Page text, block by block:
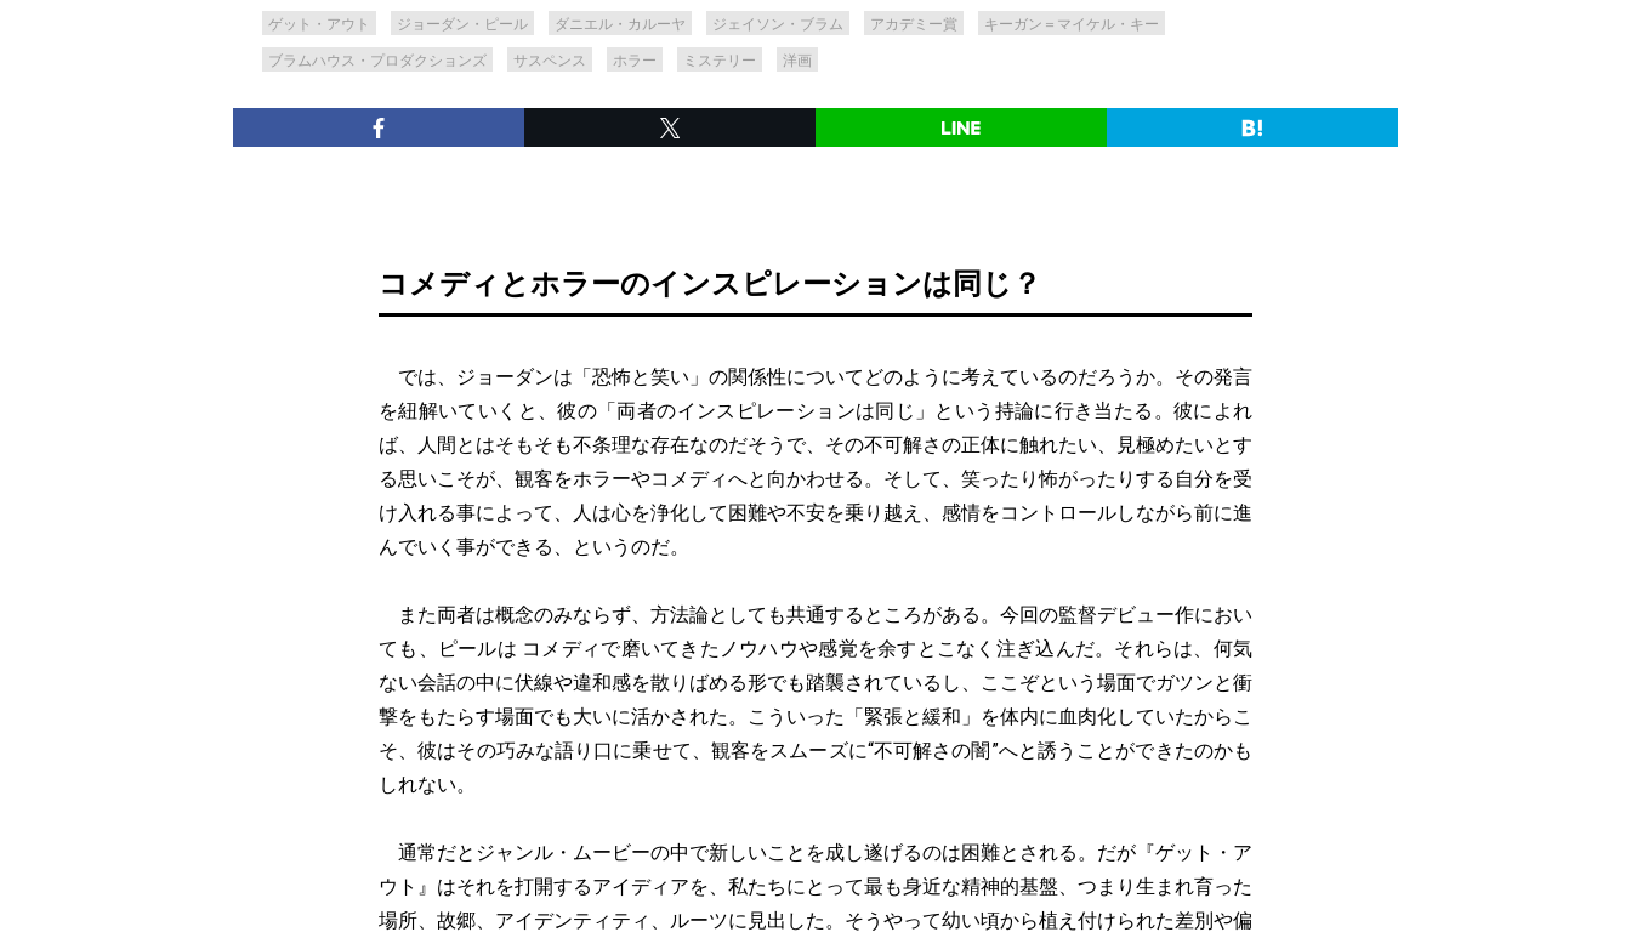
ゲット・アウト ジョーダン・ピール ダニエル・カルーヤ ジェイソン・ブラム アカデミー賞 キーガン＝マイケル・キー
ブラムハウス・プロダクションズ サスペンス ホラー ミステリー 洋画
コメディとホラーのインスピレーションは同じ？
では、ジョーダンは「恐怖と笑い」の関係性についてどのように考えているのだろうか。その発言
を紐解いていくと、彼の「両者のインスピレーションは同じ」という持論に行き当たる。彼によれ
ば、人間とはそもそも不条理な存在なのだそうで、その不可解さの正体に触れたい、見極めたいとす
る思いこそが、観客をホラーやコメディへと向かわせる。そして、笑ったり怖がったりする自分を受
け入れる事によって、人は心を浄化して困難や不安を乗り越え、感情をコントロールしながら前に進
んでいく事ができる、というのだ。
また両者は概念のみならず、方法論としても共通するところがある。今回の監督デビュー作におい
ても、ピールは コメディで磨いてきたノウハウや感覚を余すとこなく注ぎ込んだ。それらは、何気
ない会話の中に伏線や違和感を散りばめる形でも踏襲されているし、ここぞという場面でガツンと衝
撃をもたらす場面でも大いに活かされた。こういった「緊張と緩和」を体内に血肉化していたからこ
そ、彼はその巧みな語り口に乗せて、観客をスムーズに“不可解さの闇”へと誘うことができたのかも
しれない。
通常だとジャンル・ムービーの中で新しいことを成し遂げるのは困難とされる。だが『ゲット・ア
ウト』はそれを打開するアイディアを、私たちにとって最も身近な精神的基盤、つまり生まれ育った
場所、故郷、アイデンティティ、ルーツに見出した。そうやって幼い頃から植え付けられた差別や偏